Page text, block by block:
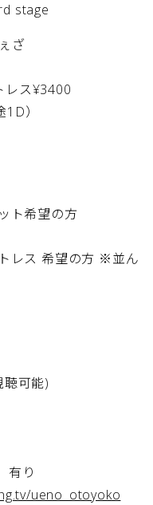
stage
ざ
レス¥3400
）
ト希望の方
レス 希望の方 ※並ん
可能)
有り
ueno_otoyoko